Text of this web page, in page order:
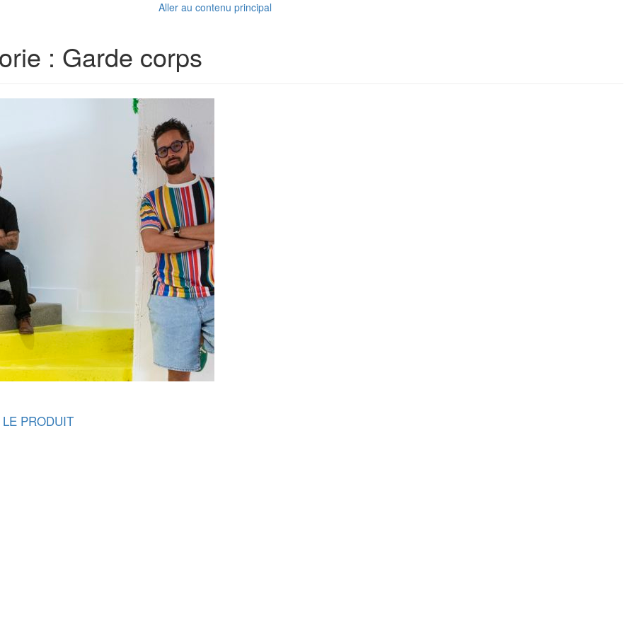
Aller au contenu principal
: Garde corps
PRODUIT